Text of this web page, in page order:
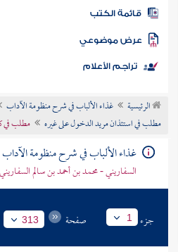
المكتبة
الكتب
موضوعي
تراجم الأعلام
الرئيسية
غذاء الألباب في شرح منظومة الآداب
مطلب في استئذان مريد الدخول على غيره
مطلب في
غذاء الألباب في شرح منظومة الآداب
السفاريني - محمد بن أحمد بن سالم السفاريني
جزء 1 صفحة 313